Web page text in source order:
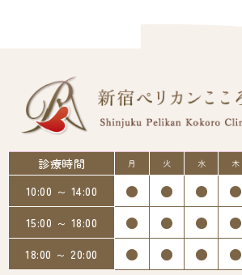
診療時間 月 火 水 木
10:00 ～ 14:00 ● ● ● ●
15:00 ～ 18:00 ● ● ● ●
18:00 ～ 20:00 ● ● ● ●